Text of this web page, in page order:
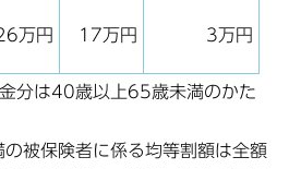
万円 17万円 3万円
分は40歳以上65歳未満のかた
被保険者に係る均等割額は全額